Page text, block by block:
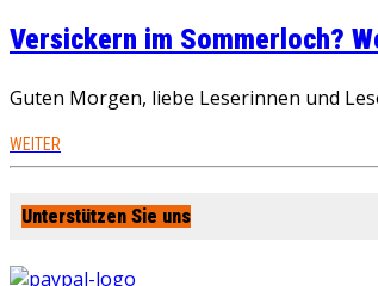
Versickern im Sommerloch?
Guten Morgen, liebe Leserinnen und
WEITER
Unterstützen Sie uns